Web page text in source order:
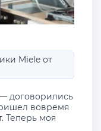
Miele от
договорились
вовремя
Теперь моя